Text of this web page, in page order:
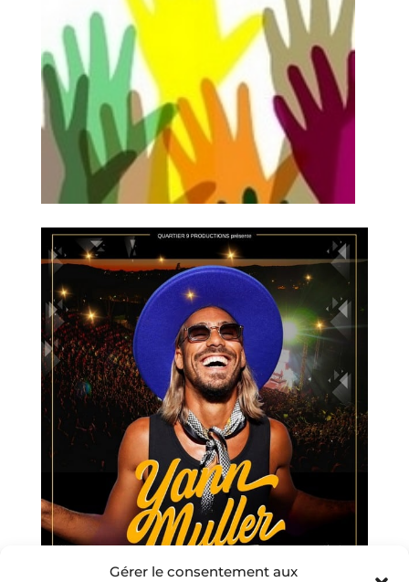
Gérer le consentement aux